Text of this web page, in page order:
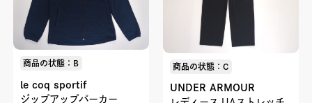
商品の状態：B
le coq sportif
ジップアップパーカー
商品の状態：C
UNDER ARMOUR